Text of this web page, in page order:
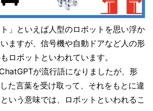
」といえば人型のロボットを思い浮か
ますが、信号機や自動ドアなど人の形
ロボットといわれています。
が流行語になりましたが、形
た言葉を受け取って、それをもとに違
いう意味では、ロボットといわれるこ